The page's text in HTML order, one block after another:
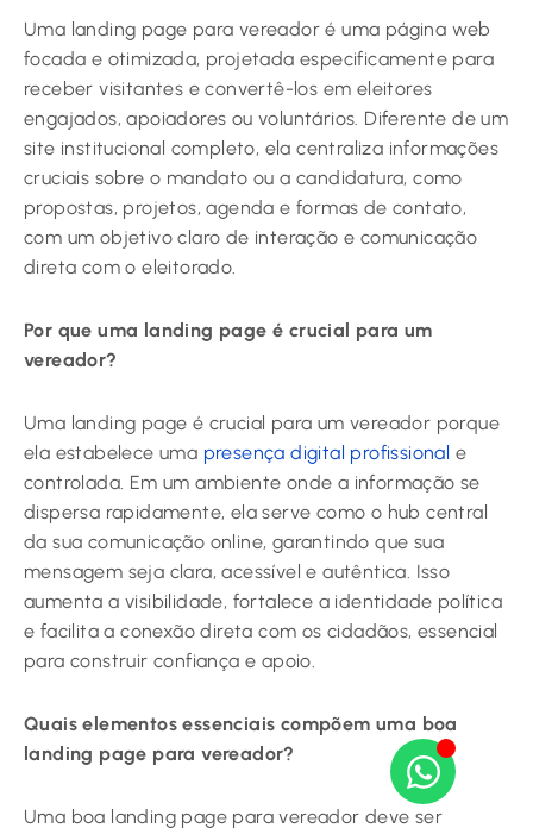
Uma landing page para vereador é uma página web
focada e otimizada, projetada especificamente para
receber visitantes e convertê-los em eleitores
engajados, apoiadores ou voluntários. Diferente de um
site institucional completo, ela centraliza informações
cruciais sobre o mandato ou a candidatura, como
propostas, projetos, agenda e formas de contato,
com um objetivo claro de interação e comunicação
direta com o eleitorado.
Por que uma landing page é crucial para um
vereador?
Uma landing page é crucial para um vereador porque
ela estabelece uma presença digital profissional e
controlada. Em um ambiente onde a informação se
dispersa rapidamente, ela serve como o hub central
da sua comunicação online, garantindo que sua
mensagem seja clara, acessível e autêntica. Isso
aumenta a visibilidade, fortalece a identidade política
e facilita a conexão direta com os cidadãos, essencial
para construir confiança e apoio.
Quais elementos essenciais compõem uma boa
landing page para vereador?
Uma boa landing page para vereador deve ser